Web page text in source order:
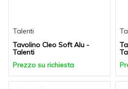
Talenti
Tavolino Cleo Soft Alu -
Talenti
Prezzo su richiesta